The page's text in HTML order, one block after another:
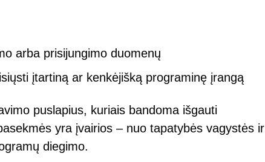
arba prisijungimo duomenų
įtartiną ar kenkėjišką programinę įrangą
puslapius, kuriais bandoma išgauti
yra įvairios – nuo tapatybės vagystės ir
diegimo.